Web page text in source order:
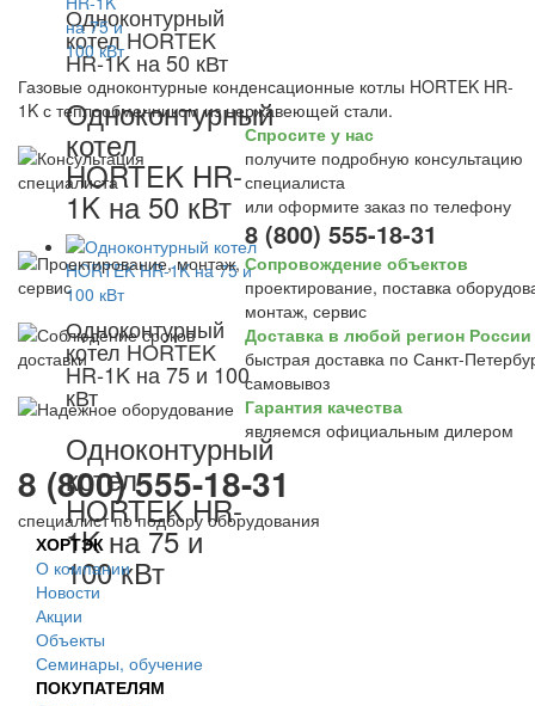
Одноконтурный
котел HORTEK
HR-1K на 50 кВт
Одноконтурный
котел
HORTEK HR-
1K на 50 кВт
Одноконтурный
котел HORTEK
HR-1K на 75 и 100
кВт
Одноконтурный
котел
HORTEK HR-
1K на 75 и
100 кВт
Газовые одноконтурные конденсационные котлы HORTEK HR-
1K с теплообменником из нержавеющей стали.
Спросите у нас
получите подробную консультацию
специалиста
или оформите заказ по телефону
8 (800) 555-18-31
Сопровождение объектов
проектирование, поставка
монтаж, сервис
Доставка в любой регион России
быстрая доставка по Санкт-
самовывоз
Гарантия качества
являемся официальным дилером
8 (800) 555-18-31
специалист по подбору оборудования
ХОРТЭК
О компании
Новости
Акции
Объекты
Семинары, обучение
ПОКУПАТЕЛЯМ